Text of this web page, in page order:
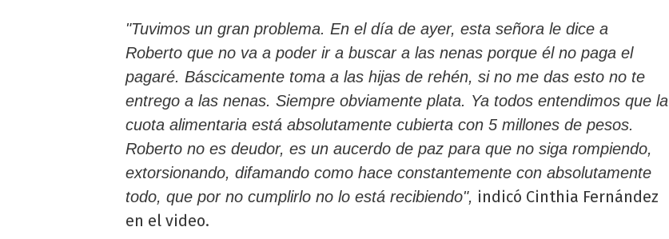
"Tuvimos un gran problema. En el día de ayer, esta señora le dice a
Roberto que no va a poder ir a buscar a las nenas porque él no paga el
pagaré. Báscicamente toma a las hijas de rehén, si no me das esto no te
entrego a las nenas. Siempre obviamente plata. Ya todos entendimos que la
cuota alimentaria está absolutamente cubierta con 5 millones de pesos.
Roberto no es deudor, es un aucerdo de paz para que no siga rompiendo,
extorsionando, difamando como hace constantemente con absolutamente
todo, que por no cumplirlo no lo está recibiendo", indicó Cinthia Fernández
en el video.